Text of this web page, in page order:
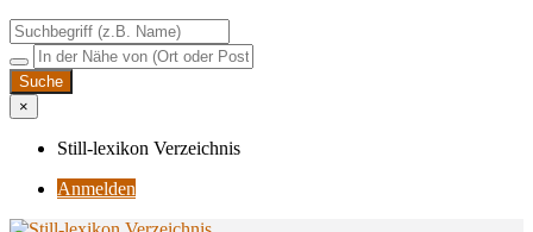
×
Still-lexikon Verzeichnis
Anmelden